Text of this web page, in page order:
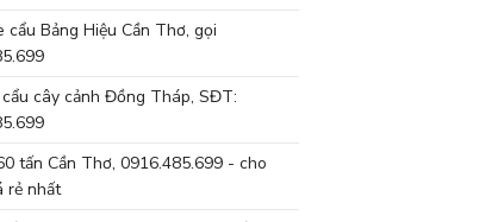
cẩu Bảng Hiệu Cần Thơ, gọi
cây cảnh Đồng Tháp, SĐT:
tấn Cần Thơ, 0916.485.699 - cho
rẻ nhất